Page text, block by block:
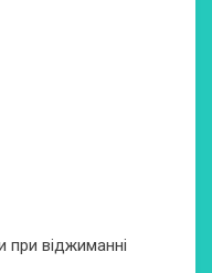
при віджиманні